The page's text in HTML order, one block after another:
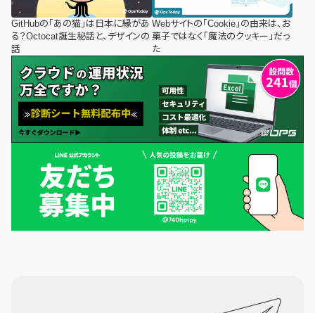
GitHubの「あの猫」は日本に縁があ
る？Octocat誕生秘話と、デザインの
話
Webサイトの「Cookie」の由来は、お
菓子ではなく「魔法のクッキー」だっ
た